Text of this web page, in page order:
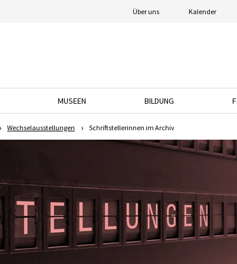
Über uns Kalender
MUSEEN
BILDUNG
Wechselausstellungen Schriftstellerinnen im Archiv